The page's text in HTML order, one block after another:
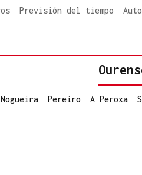
Previsión del tiempo
Nogueira Pereiro A Peroxa